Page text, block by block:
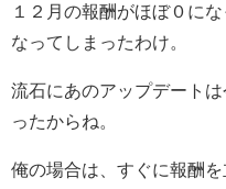
１２月の報酬がほぼ０に
なってしまったわけ。
流石にあのアップデート
ったからね。
俺の場合は、すぐに報酬